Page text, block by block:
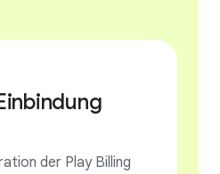
der Play Billing